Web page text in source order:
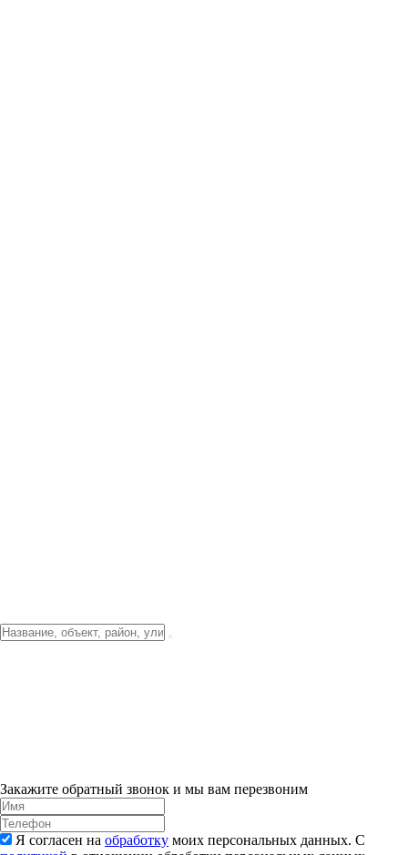
Закажите обратный звонок и мы вам перезвоним
Я согласен на обработку моих персональных данных. С